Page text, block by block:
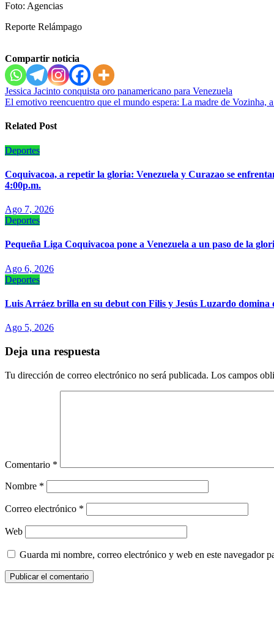
Foto: Agencias
Reporte Relámpago
Compartir noticia
Navegación
de
entradas
Jessica Jacinto conquista oro panamericano para Venezuela
El emotivo reencuentro que el mundo espera: La madre de Vozinha,
Related Post
Deportes
‎Coquivacoa, a repetir la gloria: Venezuela y Curazao se
4:00p.m.
Ago 7, 2026
Deportes
‎Pequeña Liga Coquivacoa pone a Venezuela a un paso de la
Ago 6, 2026
Deportes
Luis Arráez brilla en su debut con Filis y Jesús Luzardo domina
Ago 5, 2026
Deja una respuesta
Tu dirección de correo electrónico no será publicada. Los campos
Comentario *
Nombre *
Correo electrónico *
Web
Guarda mi nombre, correo electrónico y web en este navegador